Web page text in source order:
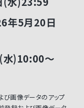
年5月20日
水)10:00～
画像データのアップ